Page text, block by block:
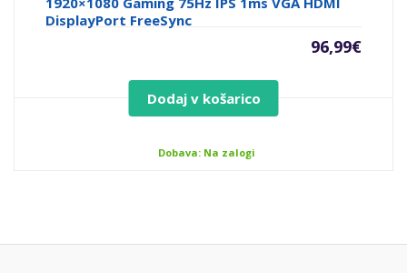
DisplayPort FreeSync
96,99€
Dodaj v košarico
Dobava: Na zalogi